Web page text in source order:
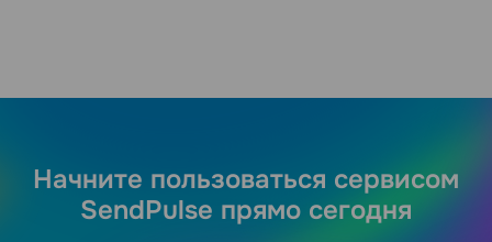
Начните пользоваться сервисом
SendPulse прямо сегодня